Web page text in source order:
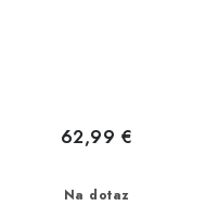
Na dotaz
62,99 €